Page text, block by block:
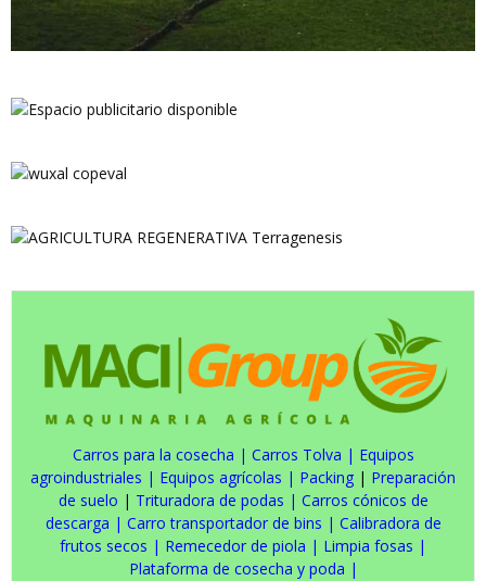
Carros para la cosecha | Carros Tolva | Equipos
agroindustriales | Equipos agrícolas | Packing | Preparación
de suelo | Trituradora de podas | Carros cónicos de
descarga | Carro transportador de bins | Calibradora de
frutos secos | Remecedor de piola | Limpia fosas |
Plataforma de cosecha y poda |